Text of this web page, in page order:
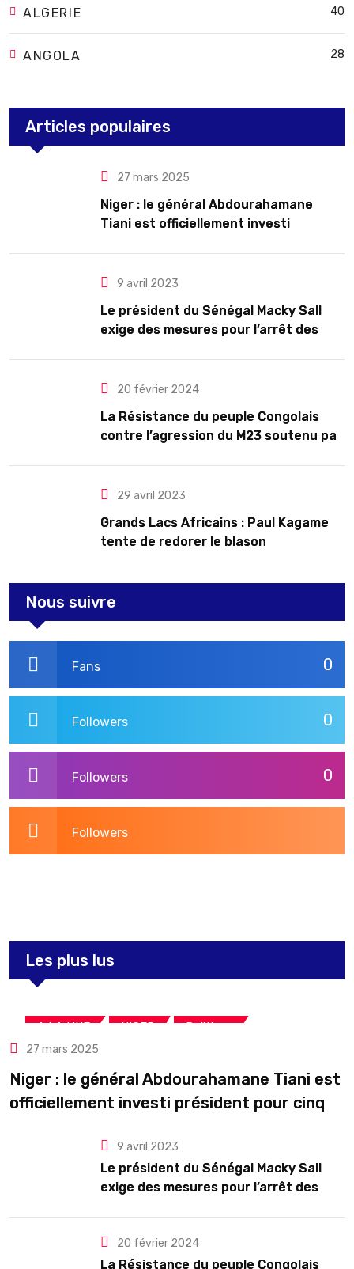
ALGERIE 40
ANGOLA 28
Articles populaires
27 mars 2025
Niger : le général Abdourahamane
Tiani est officiellement investi
9 avril 2023
Le président du Sénégal Macky Sall
exige des mesures pour l’arrêt des
20 février 2024
La Résistance du peuple Congolais
contre l’agression du M23 soutenu par
29 avril 2023
Grands Lacs Africains : Paul Kagame
tente de redorer le blason
Nous suivre
0
Fans
0
Followers
0
Followers
Followers
Les plus lus
A LA UNE NIGER Politique
27 mars 2025
Niger : le général Abdourahamane Tiani est
officiellement investi président pour cinq
9 avril 2023
Le président du Sénégal Macky Sall
exige des mesures pour l’arrêt des
20 février 2024
La Résistance du peuple Congolais